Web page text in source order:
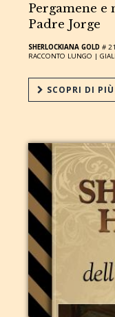
Pergamene
Padre Jorge
SHERLOCKIANA GOLD # 21
RACCONTO LUNGO |
SCOPRI DI PIÙ